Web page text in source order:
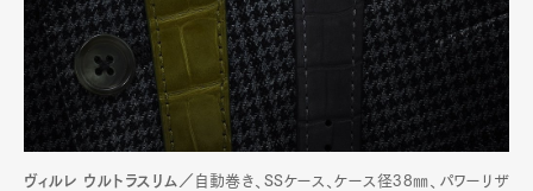
ヴィルレ ウルトラスリム／ 自動巻き、SSケース、ケース径38㎜、パワーリザ